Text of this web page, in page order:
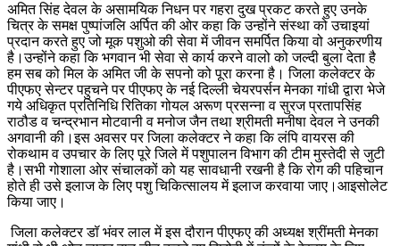
अमित सिंह देवल के असामयिक निधन पर गहरा दुख प्रकट करते हुए उनके
चित्र के समक्ष पुष्पांजलि अर्पित की ओर कहा कि उन्होंने संस्था को उचाइयां
प्रदान करते हुए जो मूक पशुओ की सेवा में जीवन समर्पित किया वो अनुकरणीय
है।उन्होंने कहा कि भगवान भी सेवा से कार्य करने वालो को जल्दी बुला देता है
हम सब को मिल के अमित जी के सपनो को पूरा करना है। जिला कलेक्टर के
पीएफए सेन्टर पहुचने पर पीएफए के नई दिल्ली चेयरपर्सन मेनका गांधी द्वारा भेजे
गये अधिकृत प्रतिनिधि रितिका गोयल अरूण प्रसन्ना व सुरज प्रतापसिंह
राठौड व चन्द्रभान मोटवानी व मनोज जैन तथा श्रीमती मनीषा देवल ने उनकी
अगवानी की।इस अवसर पर जिला कलेक्टर ने कहा कि लंपि वायरस की
रोकथाम व उपचार के लिए पूरे जिले में पशुपालन विभाग की टीम मुस्तेदी से जुटी
है।सभी गोशाला ओर संचालकों को यह सावधानी रखनी है कि रोग की पहिचान
होते ही उसे इलाज के लिए पशु चिकित्सालय में इलाज करवाया जाए।आइसोलेट
किया जाए।
जिला कलेक्टर डॉ भंवर लाल में इस दौरान पीएफए की अध्यक्ष श्रींमती मेनका